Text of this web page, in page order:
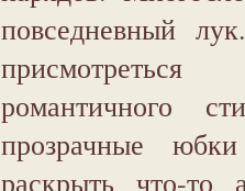
повседневный
романтичного
прозрачные
раскрыть что-то